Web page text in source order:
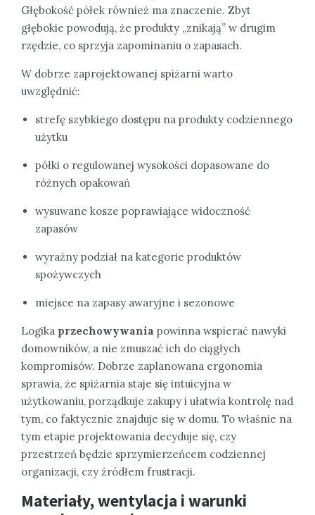
Głębokość półek również ma znaczenie. Zbyt
głębokie powodują, że produkty „znikają” w drugim
rzędzie, co sprzyja zapominaniu o zapasach.
W dobrze zaprojektowanej spiżarni warto
uwzględnić:
strefę szybkiego dostępu na produkty codziennego
użytku
półki o regulowanej wysokości dopasowane do
różnych opakowań
wysuwane kosze poprawiające widoczność
zapasów
wyraźny podział na kategorie produktów
spożywczych
miejsce na zapasy awaryjne i sezonowe
Logika przechowywania powinna wspierać nawyki
domowników, a nie zmuszać ich do ciągłych
kompromisów. Dobrze zaplanowana ergonomia
sprawia, że spiżarnia staje się intuicyjna w
użytkowaniu, porządkuje zakupy i ułatwia kontrolę nad
tym, co faktycznie znajduje się w domu. To właśnie na
tym etapie projektowania decyduje się, czy
przestrzeń będzie sprzymierzeńcem codziennej
organizacji, czy źródłem frustracji.
Materiały, wentylacja i warunki